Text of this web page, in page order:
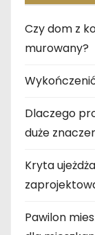
Czy dom z
murowany?
Dlaczego
duże
Kryta
Pawilon